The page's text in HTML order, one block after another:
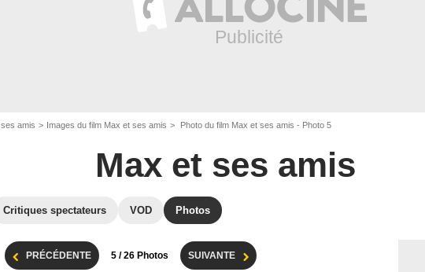
amis Images du film Max et ses amis Photo du film Max et ses amis - Photo 5
Max et ses amis
Critiques spectateurs VOD Photos
PRÉCÉDENTE 5 / 26 Photos SUIVANTE